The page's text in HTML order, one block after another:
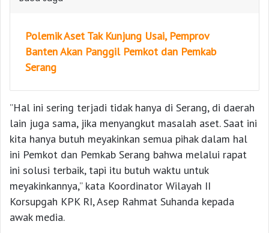
Polemik Aset Tak Kunjung Usai, Pemprov
Banten Akan Panggil Pemkot dan Pemkab
Serang
”Hal ini sering terjadi tidak hanya di Serang, di daerah
lain juga sama, jika menyangkut masalah aset. Saat ini
kita hanya butuh meyakinkan semua pihak dalam hal
ini Pemkot dan Pemkab Serang bahwa melalui rapat
ini solusi terbaik, tapi itu butuh waktu untuk
meyakinkannya,” kata Koordinator Wilayah II
Korsupgah KPK RI, Asep Rahmat Suhanda kepada
awak media.